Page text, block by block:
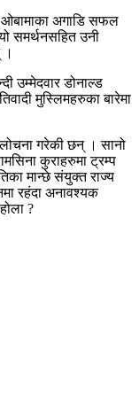
ओबामाका अगाडि सफल
समर्थनसहित उनी
।
उम्मेदवार डोनाल्ड
मुस्लिमहरुका बारेमा
गरेकी छन् । सानो
कुराहरुमा ट्रम्प
मान्छे संयुक्त राज्य
रहंदा अनावश्यक
?